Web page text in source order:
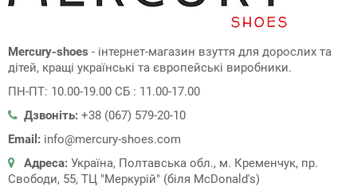
Mercury-shoes - інтернет-магазин взуття для дорослих та
дітей, кращі українські та європейські виробники.
ПН-ПТ: 10.00-19.00 СБ : 11.00-17.00
Дзвоніть: +38 (067) 579-20-10
Email: info@mercury-shoes.com
Адреса: Україна, Полтавська обл., м. Кременчук, пр.
Свободи, 55, ТЦ "Меркурій" (біля McDonald's)